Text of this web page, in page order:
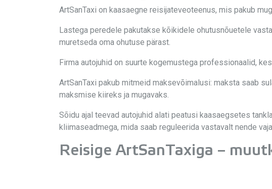
ArtSanTaxi on kaasaegne reisijateveoteenus, mis pakub
Lastega peredele pakutakse kõikidele ohutusnõuetele
muretseda oma ohutuse pärast.
Firma autojuhid on suurte kogemustega professionaalid,
ArtSanTaxi pakub mitmeid maksevõimalusi: maksta saab
maksmise kiireks ja mugavaks.
Sõidu ajal teevad autojuhid alati peatusi kaasaegsetes
kliimaseadmega, mida saab reguleerida vastavalt nende
Reisige ArtSanTaxiga –